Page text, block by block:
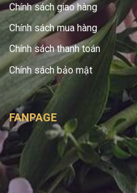
Chính sách giao hàng
Chính sách mua hàng
Chính sách thanh toán
Chính sách bảo mật
FANPAGE